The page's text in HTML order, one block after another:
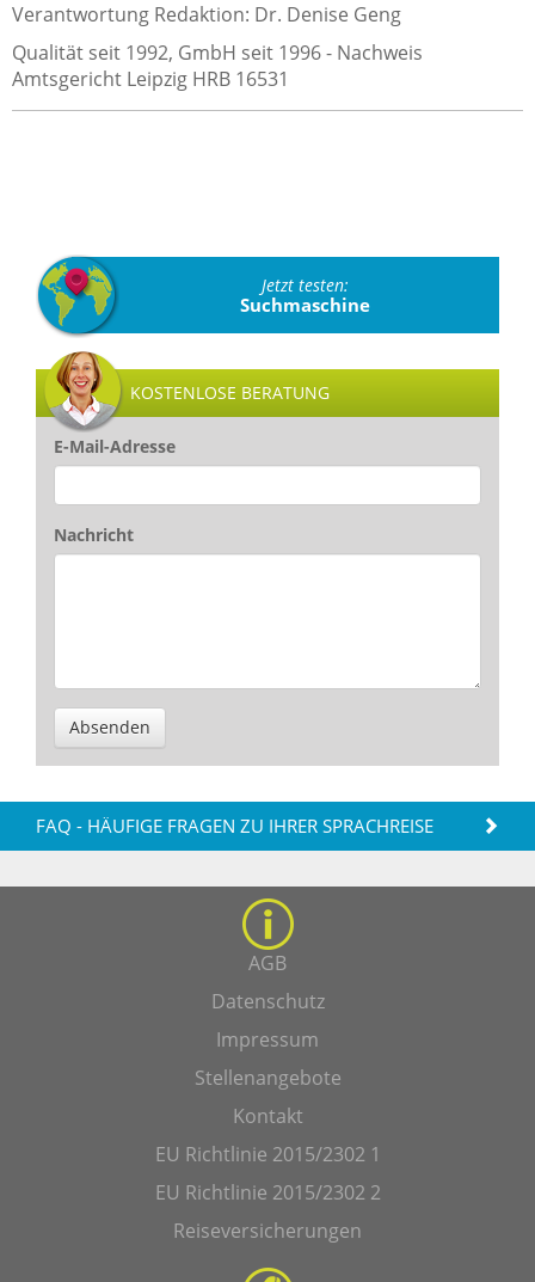
Verantwortung Redaktion: Dr. Denise Geng
Qualität seit 1992, GmbH seit 1996 - Nachweis
Amtsgericht Leipzig HRB 16531
Jetzt testen:
Suchmaschine
KOSTENLOSE BERATUNG
E-Mail-Adresse
Nachricht
Absenden
FAQ - HÄUFIGE FRAGEN ZU IHRER SPRACHREISE
AGB
Datenschutz
Impressum
Stellenangebote
Kontakt
EU Richtlinie 2015/2302 1
EU Richtlinie 2015/2302 2
Reiseversicherungen